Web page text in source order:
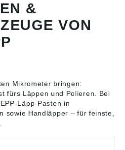
&
VON
Mikrometer bringen:
fürs Läppen und Polieren. Bei
Läpp-Pasten in
sowie Handläpper – für feinste,